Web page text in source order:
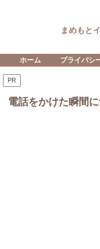
まめもと
ホーム プライバシ
PR
電話をかけた瞬間